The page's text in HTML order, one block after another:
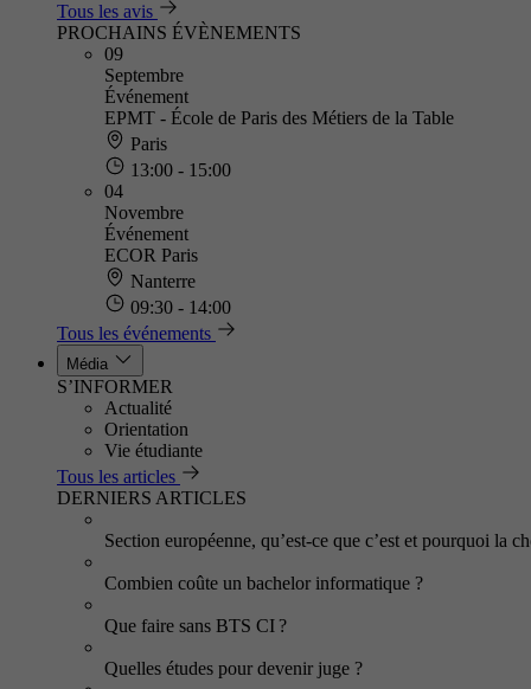
Tous les avis
PROCHAINS ÉVÈNEMENTS
09
Septembre
Événement
EPMT - École de Paris des Métiers de la Table
Paris
13:00 - 15:00
04
Novembre
Événement
ECOR Paris
Nanterre
09:30 - 14:00
Tous les événements
Média
S’INFORMER
Actualité
Orientation
Vie étudiante
Tous les articles
DERNIERS ARTICLES
Section européenne, qu’est-ce que c’est et pourquoi la
Combien coûte un bachelor informatique ?
Que faire sans BTS CI ?
Quelles études pour devenir juge ?